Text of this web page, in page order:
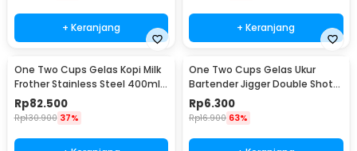
+ Keranjang + Keranjang
One Two Cups Gelas Kopi Milk
Frother Stainless Steel 400ml -
WZ0011
Rp82.500
Rp130.900 37%
One Two Cups Gelas Ukur
Bartender Jigger Double Shot
15ml and 30ml - LE2
Rp6.300
Rp16.900 63%